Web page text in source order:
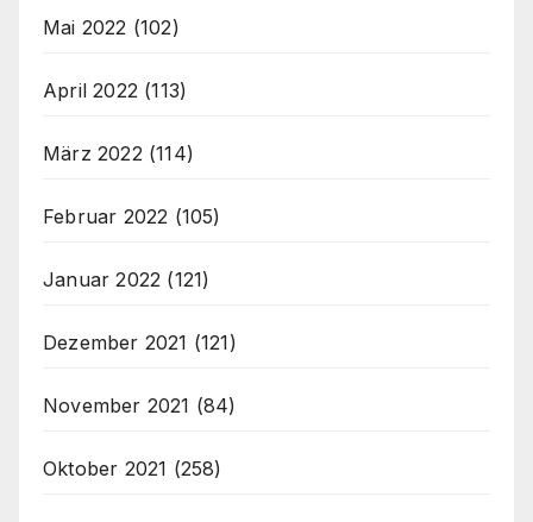
Mai 2022 (102)
April 2022 (113)
März 2022 (114)
Februar 2022 (105)
Januar 2022 (121)
Dezember 2021 (121)
November 2021 (84)
Oktober 2021 (258)